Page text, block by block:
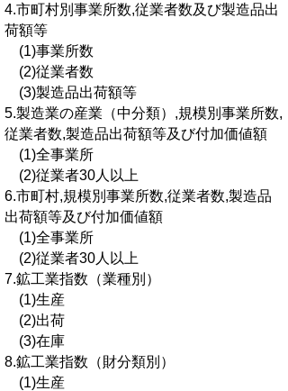
4.市町村別事業所数,従業者数及び製造品出
荷額等
(1)事業所数
(2)従業者数
(3)製造品出荷額等
5.製造業の産業（中分類）,規模別事業所数,
従業者数,製造品出荷額等及び付加価値額
(1)全事業所
(2)従業者30人以上
6.市町村,規模別事業所数,従業者数,製造品
出荷額等及び付加価値額
(1)全事業所
(2)従業者30人以上
7.鉱工業指数（業種別）
(1)生産
(2)出荷
(3)在庫
8.鉱工業指数（財分類別）
(1)生産